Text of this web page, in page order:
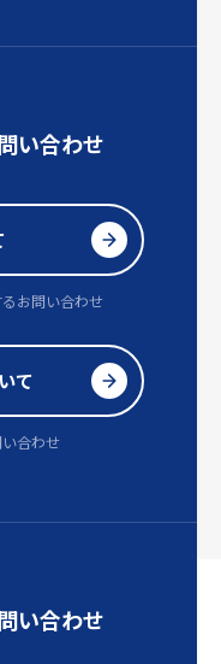
い合わせ
お問い合わせ
て
合わせ
い合わせ